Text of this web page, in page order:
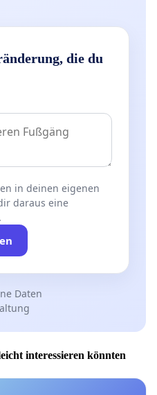
die du
in deinen eigenen
daraus eine
Daten
interessieren könnten